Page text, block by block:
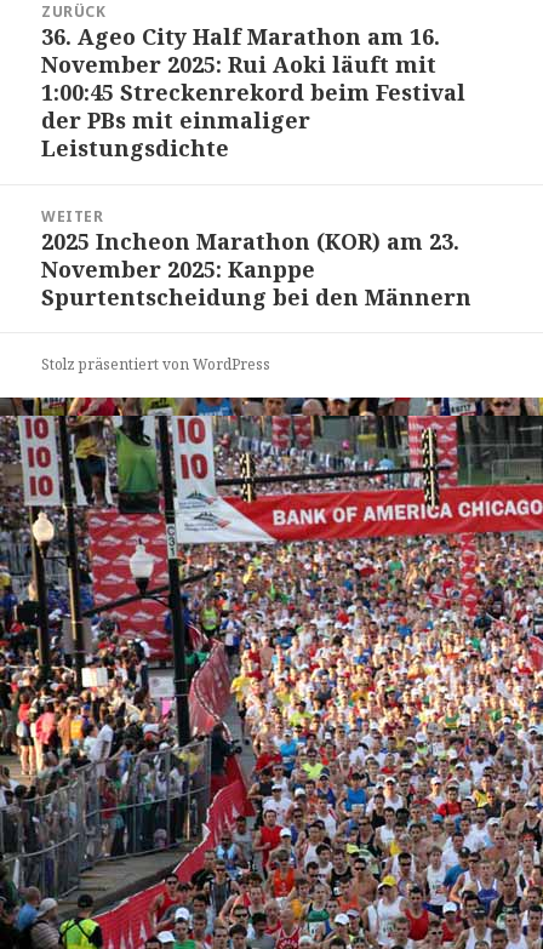
Navigation
ZURÜCK
Vorheriger
Beitrag:
36. Ageo City Half Marathon am 16.
November 2025: Rui Aoki läuft mit
1:00:45 Streckenrekord beim Festival
der PBs mit einmaliger
Leistungsdichte
WEITER
Nächster
Beitrag:
2025 Incheon Marathon (KOR) am 23.
November 2025: Kanppe
Spurtentscheidung bei den Männern
Stolz präsentiert von WordPress